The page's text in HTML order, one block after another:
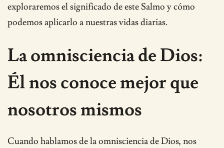
exploraremos el significado de este Salmo y cómo
podemos aplicarlo a nuestras vidas diarias.
La omnisciencia de Dios:
Él nos conoce mejor que
nosotros mismos
Cuando hablamos de la omnisciencia de Dios, nos